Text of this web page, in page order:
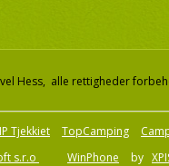
Hess, alle rettigheder
Tjekkiet TopCamping
s.r.o WinPhone by